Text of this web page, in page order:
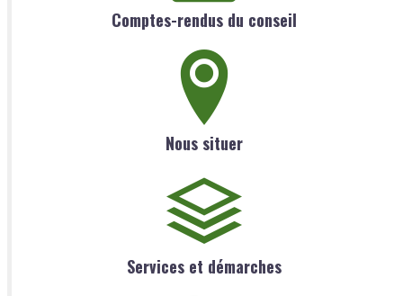
Comptes-rendus du conseil
Nous situer
Services et démarches